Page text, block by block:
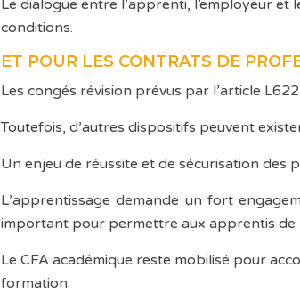
Le dialogue entre l’apprenti, l’employeur
conditions.
ET POUR LES CONTRATS DE
Les congés révision prévus par l’article
Toutefois, d’autres dispositifs peuvent
Un enjeu de réussite et de sécurisation des
L’apprentissage demande un fort
important pour permettre aux apprentis de
Le CFA académique reste mobilisé pour
formation.